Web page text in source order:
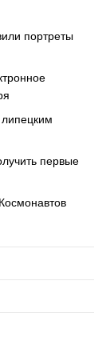
портреты
первые